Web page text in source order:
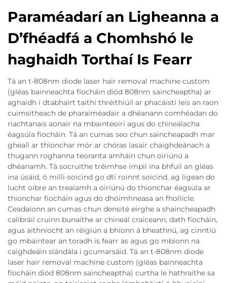
Paraméadarí an Ligheanna a
D’fhéadfá a Chomhshó le
haghaidh Torthaí Is Fearr
Tá an t-808nm diode laser hair removal machine custom
(gléas bainneachta fíocháin diód 808nm saincheaptha) ar
aghaidh i dtabhairt taithí thréithiúil ar phacáistí leis an raon
cuimsitheach de pharaiméadair a dhéanann comhéadan do
riachtanais aonair na mbainteoirí agus do chineálacha
éagsúla fíocháin. Tá an cumas seo chun saincheapadh mar
gheall ar thionchar mór ar chóras lasair chaighdeánach a
thugann roghanna teoranta amháin chun oiriúnú a
dhéanamh. Tá socruithe tréimhse impil ina bhfuil an gléas
ina úsáid, ó milli-soicind go dtí roinnt soicind, ag ligean do
lucht oibre an trealamh a oiriúnú do thionchar éagsúla ar
thionchar fíocháin agus do dhóimhneasa an fhollicle.
Ceadaíonn an cumas chun densité eirghe a shaincheapadh
calibráil cruinn bunaithe ar chineál craiceann, dath fíocháin,
agus aithníocht an réigiún a bhíonn á bheathnú, ag cinntiú
go mbaintear an toradh is fearr as agus go mbíonn na
caighdeáin slándála i gcumarsáid. Tá an t-808nm diode
laser hair removal machine custom (gléas bainneachta
fíocháin diód 808nm saincheaptha) curtha le hathraithe sa